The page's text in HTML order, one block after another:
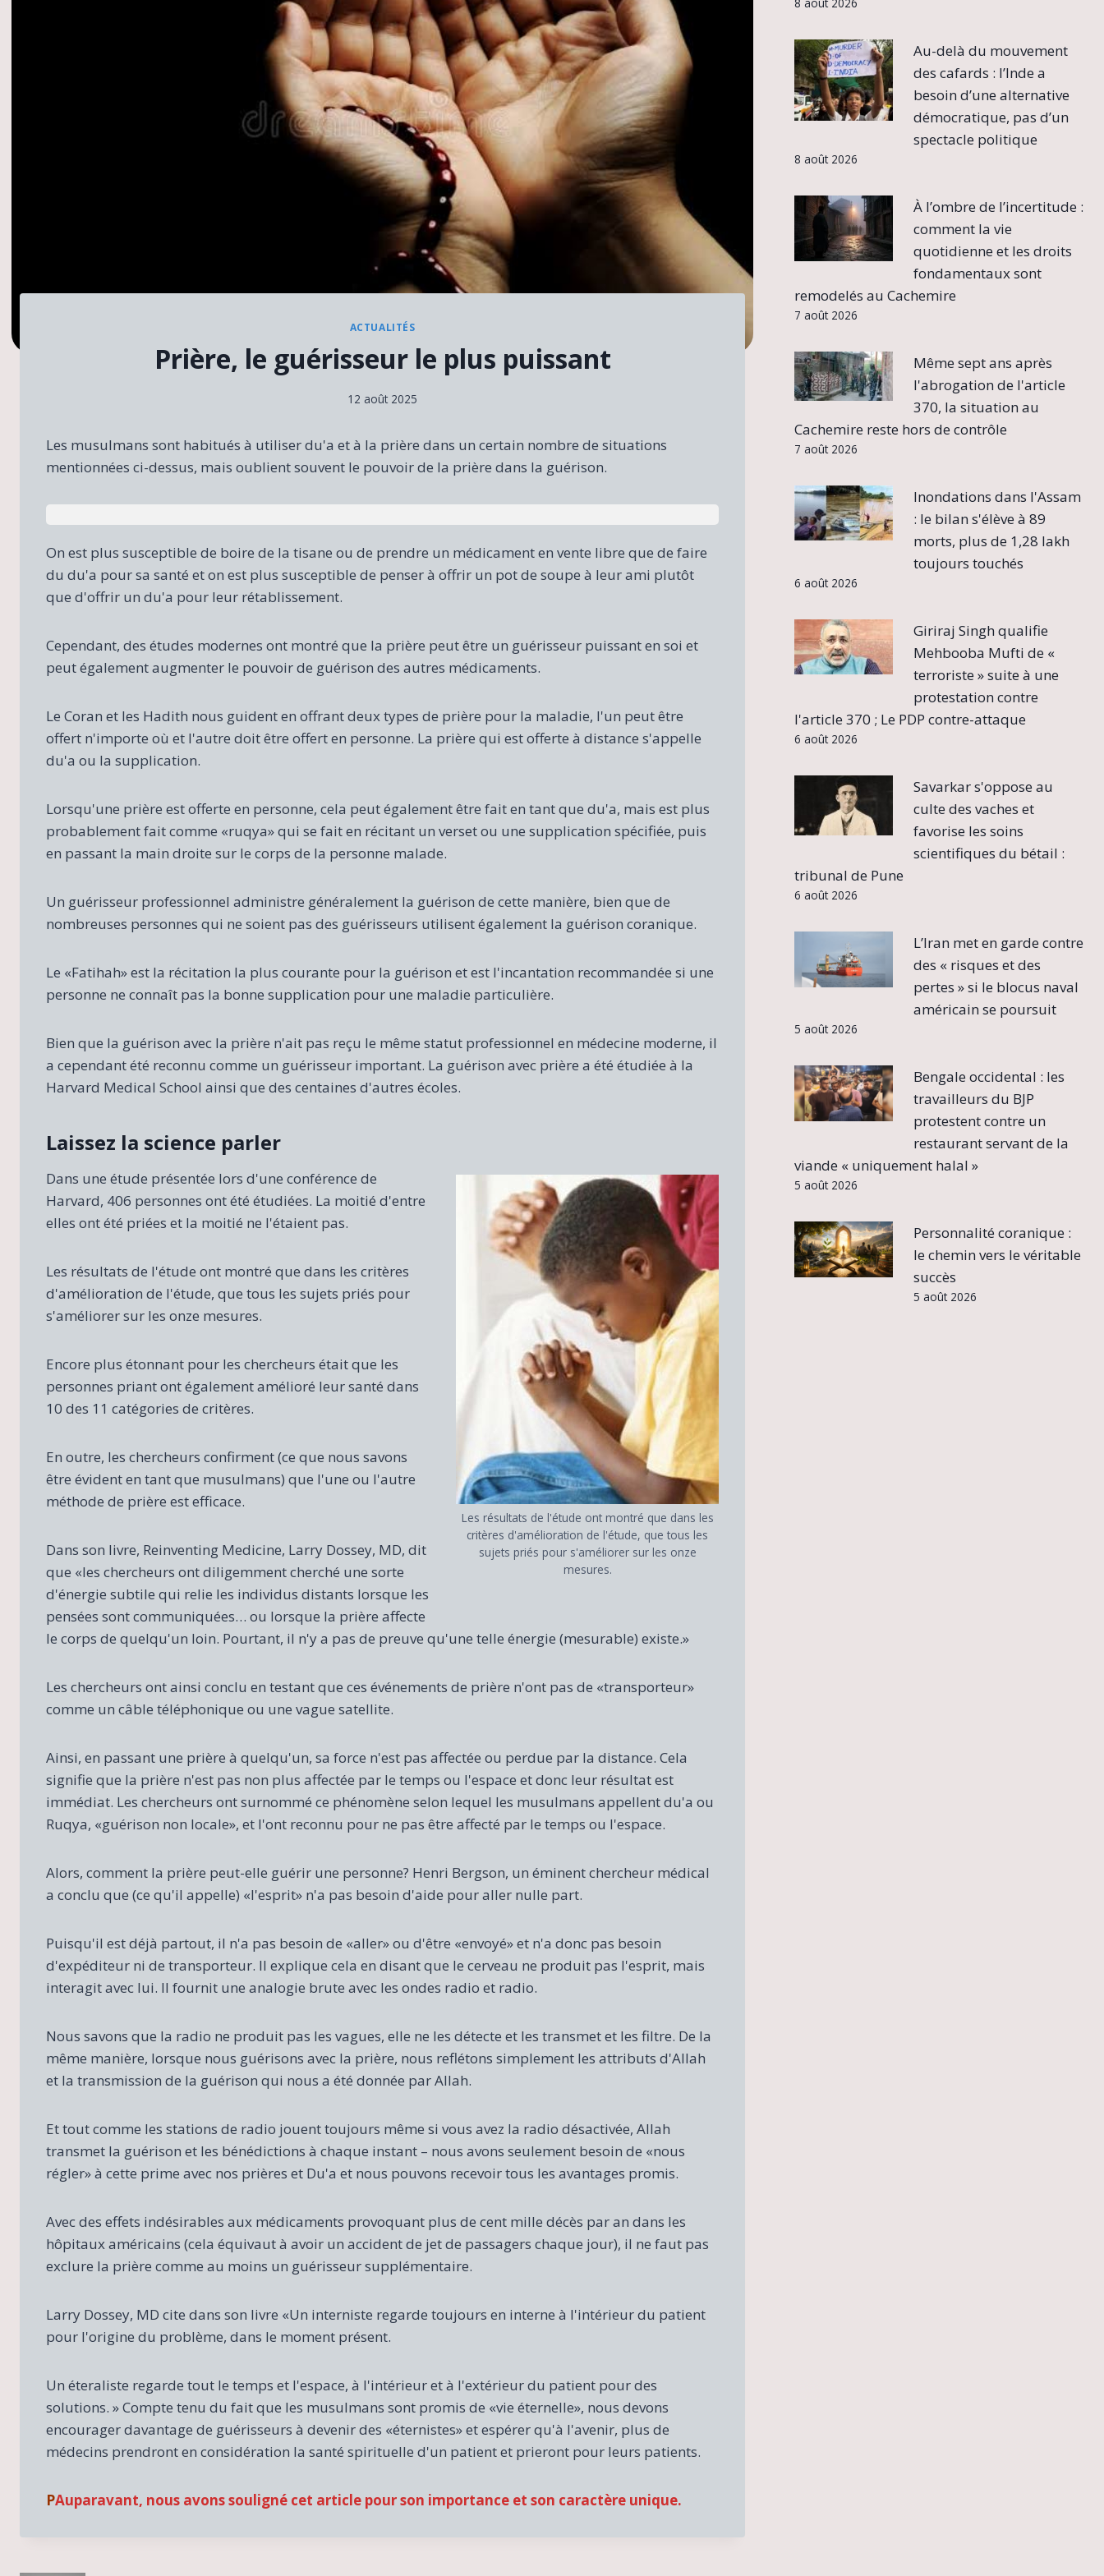
ACTUALITÉS
Prière, le guérisseur le plus puissant
12 août 2025
Les musulmans sont habitués à utiliser du'a et à la prière dans un certain nombre de situations
mentionnées ci-dessus, mais oublient souvent le pouvoir de la prière dans la guérison.
On est plus susceptible de boire de la tisane ou de prendre un médicament en vente libre que de faire
du du'a pour sa santé et on est plus susceptible de penser à offrir un pot de soupe à leur ami plutôt
que d'offrir un du'a pour leur rétablissement.
Cependant, des études modernes ont montré que la prière peut être un guérisseur puissant en soi et
peut également augmenter le pouvoir de guérison des autres médicaments.
Le Coran et les Hadith nous guident en offrant deux types de prière pour la maladie, l'un peut être
offert n'importe où et l'autre doit être offert en personne. La prière qui est offerte à distance s'appelle
du'a ou la supplication.
Lorsqu'une prière est offerte en personne, cela peut également être fait en tant que du'a, mais est plus
probablement fait comme «ruqya» qui se fait en récitant un verset ou une supplication spécifiée, puis
en passant la main droite sur le corps de la personne malade.
Un guérisseur professionnel administre généralement la guérison de cette manière, bien que de
nombreuses personnes qui ne soient pas des guérisseurs utilisent également la guérison coranique.
Le «Fatihah» est la récitation la plus courante pour la guérison et est l'incantation recommandée si une
personne ne connaît pas la bonne supplication pour une maladie particulière.
Bien que la guérison avec la prière n'ait pas reçu le même statut professionnel en médecine moderne, il
a cependant été reconnu comme un guérisseur important. La guérison avec prière a été étudiée à la
Harvard Medical School ainsi que des centaines d'autres écoles.
Laissez la science parler
Les résultats de l'étude ont montré que dans les
critères d'amélioration de l'étude, que tous les
sujets priés pour s'améliorer sur les onze
mesures.
Dans une étude présentée lors d'une conférence de
Harvard, 406 personnes ont été étudiées. La moitié d'entre
elles ont été priées et la moitié ne l'étaient pas.
Les résultats de l'étude ont montré que dans les critères
d'amélioration de l'étude, que tous les sujets priés pour
s'améliorer sur les onze mesures.
Encore plus étonnant pour les chercheurs était que les
personnes priant ont également amélioré leur santé dans
10 des 11 catégories de critères.
En outre, les chercheurs confirment (ce que nous savons
être évident en tant que musulmans) que l'une ou l'autre
méthode de prière est efficace.
Dans son livre, Reinventing Medicine, Larry Dossey, MD, dit
que «les chercheurs ont diligemment cherché une sorte
d'énergie subtile qui relie les individus distants lorsque les
pensées sont communiquées… ou lorsque la prière affecte
le corps de quelqu'un loin. Pourtant, il n'y a pas de preuve qu'une telle énergie (mesurable) existe.»
Les chercheurs ont ainsi conclu en testant que ces événements de prière n'ont pas de «transporteur»
comme un câble téléphonique ou une vague satellite.
Ainsi, en passant une prière à quelqu'un, sa force n'est pas affectée ou perdue par la distance. Cela
signifie que la prière n'est pas non plus affectée par le temps ou l'espace et donc leur résultat est
immédiat. Les chercheurs ont surnommé ce phénomène selon lequel les musulmans appellent du'a ou
Ruqya, «guérison non locale», et l'ont reconnu pour ne pas être affecté par le temps ou l'espace.
Alors, comment la prière peut-elle guérir une personne? Henri Bergson, un éminent chercheur médical
a conclu que (ce qu'il appelle) «l'esprit» n'a pas besoin d'aide pour aller nulle part.
Puisqu'il est déjà partout, il n'a pas besoin de «aller» ou d'être «envoyé» et n'a donc pas besoin
d'expéditeur ni de transporteur. Il explique cela en disant que le cerveau ne produit pas l'esprit, mais
interagit avec lui. Il fournit une analogie brute avec les ondes radio et radio.
Nous savons que la radio ne produit pas les vagues, elle ne les détecte et les transmet et les filtre. De la
même manière, lorsque nous guérisons avec la prière, nous reflétons simplement les attributs d'Allah
et la transmission de la guérison qui nous a été donnée par Allah.
Et tout comme les stations de radio jouent toujours même si vous avez la radio désactivée, Allah
transmet la guérison et les bénédictions à chaque instant – nous avons seulement besoin de «nous
régler» à cette prime avec nos prières et Du'a et nous pouvons recevoir tous les avantages promis.
Avec des effets indésirables aux médicaments provoquant plus de cent mille décès par an dans les
hôpitaux américains (cela équivaut à avoir un accident de jet de passagers chaque jour), il ne faut pas
exclure la prière comme au moins un guérisseur supplémentaire.
Larry Dossey, MD cite dans son livre «Un interniste regarde toujours en interne à l'intérieur du patient
pour l'origine du problème, dans le moment présent.
Un éteraliste regarde tout le temps et l'espace, à l'intérieur et à l'extérieur du patient pour des
solutions. » Compte tenu du fait que les musulmans sont promis de «vie éternelle», nous devons
encourager davantage de guérisseurs à devenir des «éternistes» et espérer qu'à l'avenir, plus de
médecins prendront en considération la santé spirituelle d'un patient et prieront pour leurs patients.
PAuparavant, nous avons souligné cet article pour son importance et son caractère unique.
Au-delà du mouvement
des cafards : l’Inde a
besoin d’une alternative
démocratique, pas d’un
spectacle politique
8 août 2026
À l’ombre de l’incertitude :
comment la vie
quotidienne et les droits
fondamentaux sont
remodelés au Cachemire
7 août 2026
Même sept ans après
l'abrogation de l'article
370, la situation au
Cachemire reste hors de contrôle
7 août 2026
Inondations dans l'Assam
: le bilan s'élève à 89
morts, plus de 1,28 lakh
toujours touchés
6 août 2026
Giriraj Singh qualifie
Mehbooba Mufti de «
terroriste » suite à une
protestation contre
l'article 370 ; Le PDP contre-attaque
6 août 2026
Savarkar s'oppose au
culte des vaches et
favorise les soins
scientifiques du bétail :
tribunal de Pune
6 août 2026
L’Iran met en garde contre
des « risques et des
pertes » si le blocus naval
américain se poursuit
5 août 2026
Bengale occidental : les
travailleurs du BJP
protestent contre un
restaurant servant de la
viande « uniquement halal »
5 août 2026
Personnalité coranique :
le chemin vers le véritable
succès
5 août 2026